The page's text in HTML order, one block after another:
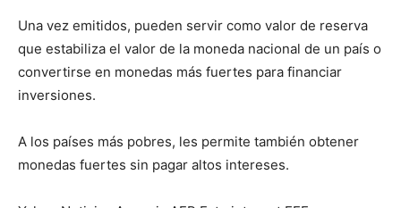
Una vez emitidos, pueden servir como valor de reserva
que estabiliza el valor de la moneda nacional de un país o
convertirse en monedas más fuertes para financiar
inversiones.
A los países más pobres, les permite también obtener
monedas fuertes sin pagar altos intereses.